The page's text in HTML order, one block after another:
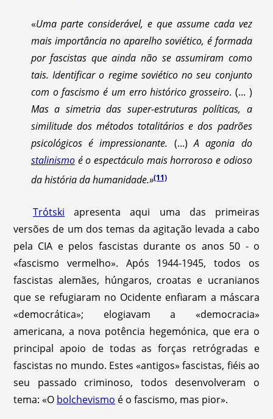
«Uma parte considerável, e que assume cada vez
mais importância no aparelho soviético, é formada
por fascistas que ainda não se assumiram como
tais. Identificar o regime soviético no seu conjunto
com o fascismo é um erro histórico grosseiro. (... )
Mas a simetria das super-estruturas políticas, a
similitude dos métodos totalitários e dos padrões
psicológicos é impressionante. (...)A agonia do
stalinismoé o espectáculo mais horroroso e odioso
da história da humanidade.»(11)
Trótski apresenta aqui uma das primeiras
versões de um dos temas da agitação levada a cabo
pela CIA e pelos fascistas durante os anos 50 - o
«fascismo vermelho». Após 1944-1945, todos os
fascistas alemães, húngaros, croatas e ucranianos
que se refugiaram no Ocidente enfiaram a máscara
«democrática»; elogiavam a «democracia»
americana, a nova potência hegemónica, que era o
principal apoio de todas as forças retrógradas e
fascistas no mundo. Estes «antigos» fascistas, fiéis ao
seu passado criminoso, todos desenvolveram o
tema: «O bolchevismo é o fascismo, mas pior».